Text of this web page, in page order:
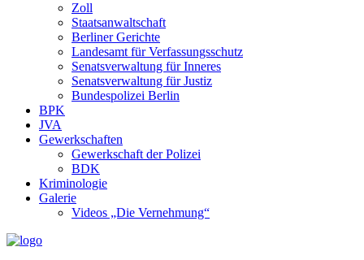
Zoll
Staatsanwaltschaft
Berliner Gerichte
Landesamt für Verfassungsschutz
Senatsverwaltung für Inneres
Senatsverwaltung für Justiz
Bundespolizei Berlin
BPK
JVA
Gewerkschaften
Gewerkschaft der Polizei
BDK
Kriminologie
Galerie
Videos „Die Vernehmung“